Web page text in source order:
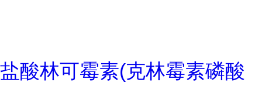
盐酸林可霉素(克林霉素磷酸